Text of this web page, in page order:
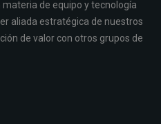
de equipo y tecnología
aliada estratégica de nuestros
de valor con otros grupos de